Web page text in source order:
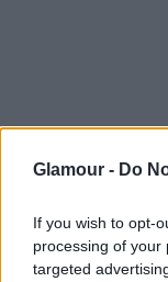
Glamour - Do
If you wish to opt-
processing of your
targeted